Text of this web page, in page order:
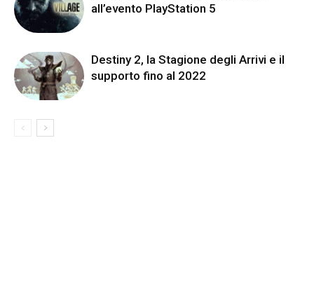
all’evento PlayStation 5
Destiny 2, la Stagione degli Arrivi e il
supporto fino al 2022